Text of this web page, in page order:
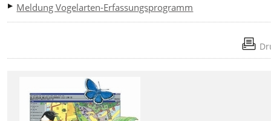
Meldung Vogelarten-Erfassungsprogramm